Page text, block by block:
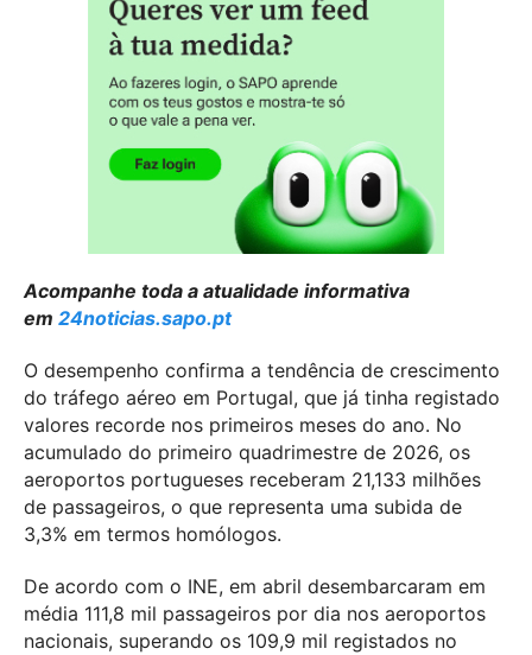
Acompanhe toda a atualidade informativa
em 24noticias.sapo.pt
O desempenho confirma a tendência de crescimento
do tráfego aéreo em Portugal, que já tinha registado
valores recorde nos primeiros meses do ano. No
acumulado do primeiro quadrimestre de 2026, os
aeroportos portugueses receberam 21,133 milhões
de passageiros, o que representa uma subida de
3,3% em termos homólogos.
De acordo com o INE, em abril desembarcaram em
média 111,8 mil passageiros por dia nos aeroportos
nacionais, superando os 109,9 mil registados no